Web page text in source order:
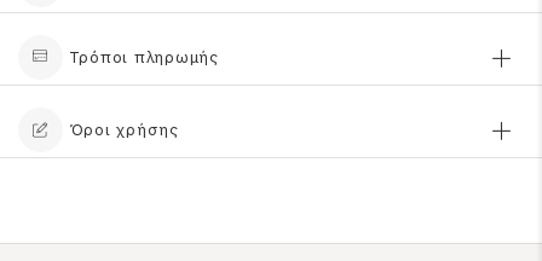
Τρόποι πληρωμής
Όροι χρήσης